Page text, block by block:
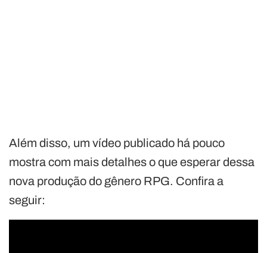
Além disso, um vídeo publicado há pouco
mostra com mais detalhes o que esperar dessa
nova produção do gênero RPG. Confira a
seguir: